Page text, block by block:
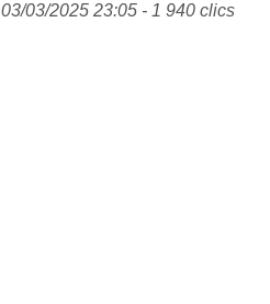
03/03/2025 23:05 - 1 940 clics